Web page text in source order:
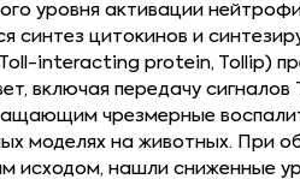
уровня активации
цитокинов и
interacting protein, Tollip)
включая передачу сигналов
чрезмерные
моделях на животных. При
исходом, нашли сниженные